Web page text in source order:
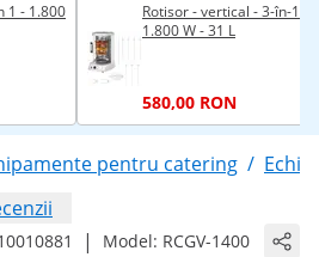
1 - 1.800
Rotisor - vertical - 3-în-1 -
1.800 W - 31 L
580,00 RON
pentru catering /
| Model: RCGV-1400